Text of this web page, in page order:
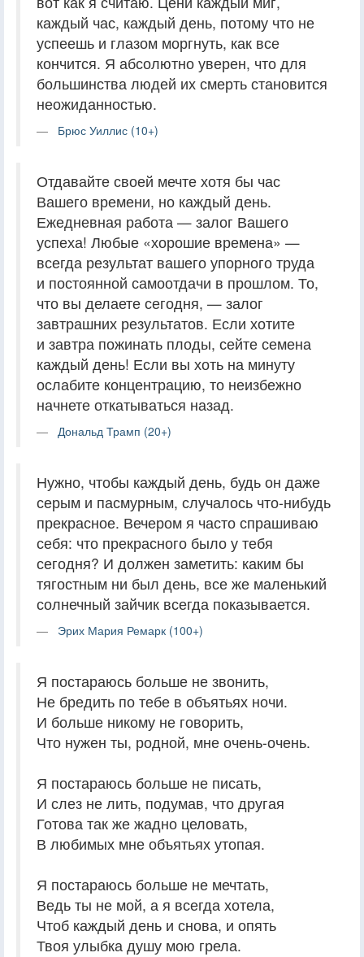
каждый час, каждый день, потому что не
успеешь и глазом моргнуть, как все
кончится. Я абсолютно уверен, что для
большинства людей их смерть становится
неожиданностью.
Брюс Уиллис (10+)
Отдавайте своей мечте хотя бы час
Вашего времени, но каждый день.
Ежедневная работа — залог Вашего
успеха! Любые «хорошие времена» —
всегда результат вашего упорного труда
и постоянной самоотдачи в прошлом. То,
что вы делаете сегодня, — залог
завтрашних результатов. Если хотите
и завтра пожинать плоды, сейте семена
каждый день! Если вы хоть на минуту
ослабите концентрацию, то неизбежно
начнете откатываться назад.
Дональд Трамп (20+)
Нужно, чтобы каждый день, будь он даже
серым и пасмурным, случалось что-нибудь
прекрасное. Вечером я часто спрашиваю
себя: что прекрасного было у тебя
сегодня? И должен заметить: каким бы
тягостным ни был день, все же маленький
солнечный зайчик всегда показывается.
Эрих Мария Ремарк (100+)
Я постараюсь больше не звонить,
Не бредить по тебе в объятьях ночи.
И больше никому не говорить,
Что нужен ты, родной, мне очень-очень.
Я постараюсь больше не писать,
И слез не лить, подумав, что другая
Готова так же жадно целовать,
В любимых мне объятьях утопая.
Я постараюсь больше не мечтать,
Ведь ты не мой, а я всегда хотела,
Чтоб каждый день и снова, и опять
Твоя улыбка душу мою грела.